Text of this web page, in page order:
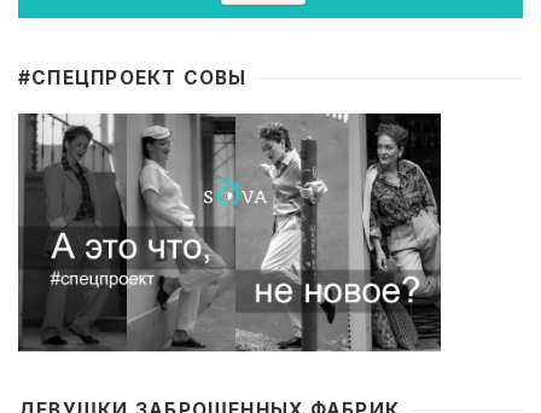
#CПЕЦПРОЕКТ СОВЫ